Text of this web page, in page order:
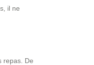
il ne
repas. De